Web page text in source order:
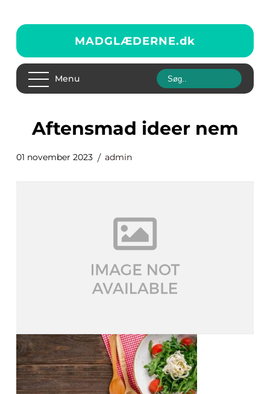
MADGLÆDERNE.dk
Menu
aftensmad ideer nem
01 november 2023 admin